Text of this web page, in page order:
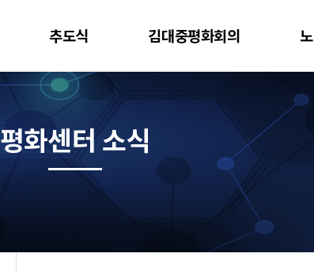
추도식 김대중평화회의
평화센터 소식